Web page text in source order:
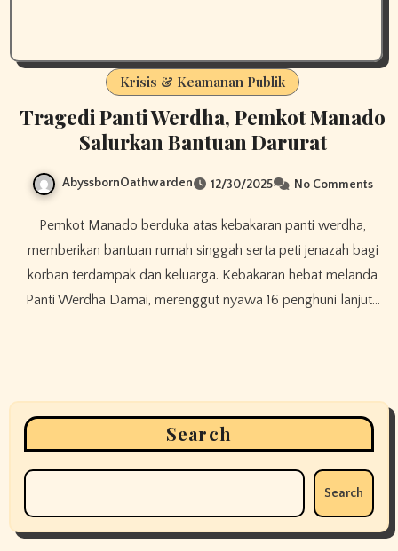
Krisis & Keamanan Publik
Tragedi Panti Werdha, Pemkot Manado
Salurkan Bantuan Darurat
AbyssbornOathwarden 12/30/2025 No Comments
Pemkot Manado berduka atas kebakaran panti werdha,
memberikan bantuan rumah singgah serta peti jenazah bagi
korban terdampak dan keluarga. Kebakaran hebat melanda
Panti Werdha Damai, merenggut nyawa 16 penghuni lanjut…
Search
Search